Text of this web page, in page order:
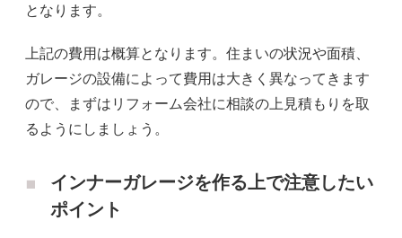
となります。
上記の費用は概算となります。住まいの状況や面積、
ガレージの設備によって費用は大きく異なってきます
ので、まずはリフォーム会社に相談の上見積もりを取
るようにしましょう。
インナーガレージを作る上で注意したい
ポイント